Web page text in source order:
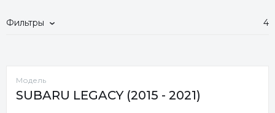
Фильтры 4
Модель
SUBARU LEGACY (2015 - 2021)